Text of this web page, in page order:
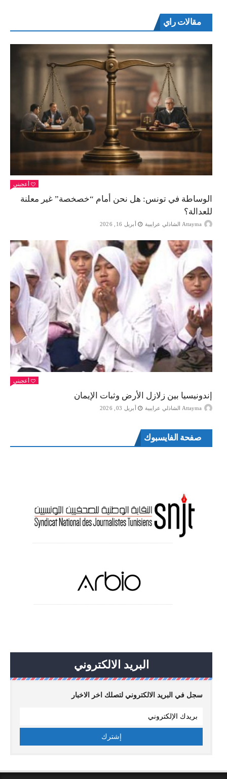
مقالات راي
أعجبني
الوساطة في تونس: هل نحن أمام “خصخصة” غير معلنة
للعدالة؟
Attayma الشاذلي عرايبية أبريل 16, 2026
أعجبني
إندونيسيا بين زلازل الأرض وثبات الإيمان
Attayma الشاذلي عرايبية أبريل 03, 2026
صفحة الفايسبوك
البريد الالكتروني
سجل في البريد الالكتروني لتصلك اخر الاخبار